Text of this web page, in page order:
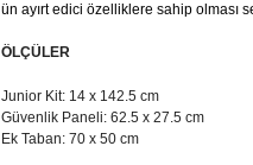
ün ayırt edici özelliklere sahip olması
ÖLÇÜLER
Junior Kit: 14 x 142.5 cm
Güvenlik Paneli: 62.5 x 27.5 cm
Ek Taban: 70 x 50 cm